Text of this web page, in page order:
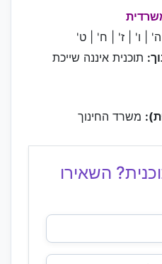
| ו' | ז' | ח' | ט'
תוכנית איננה שייכת
משרד החינוך
השאירו